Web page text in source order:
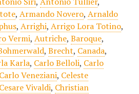
, Armando Novero, Arnaldo
, Arrighi, Arrigo Lora Totino,
Vermi, Autriche, Baroque,
, Brecht, Canada,
Karla, Carlo Belloli, Carlo
Carlo Veneziani, Celeste
Cesare Vivaldi, Christian